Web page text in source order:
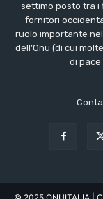
settimo posto tra i
fornitori
ruolo importante
dell’Onu (di cui
di pace